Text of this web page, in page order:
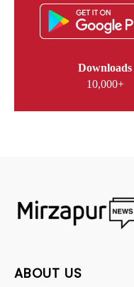
Downloads
10,000+
ABOUT US